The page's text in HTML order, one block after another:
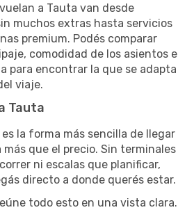
a Tauta van desde
muchos extras hasta servicios
premium. Podés comparar
comodidad de los asientos e
para encontrar la que se adapta
viaje.
Tauta
la forma más sencilla de llegar
que el precio. Sin terminales
ni escalas que planificar,
directo a donde querés estar.
todo esto en una vista clara.